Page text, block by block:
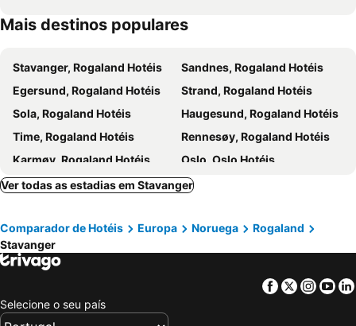
Mais destinos populares
Stavanger, Rogaland Hotéis
Sandnes, Rogaland Hotéis
Egersund, Rogaland Hotéis
Strand, Rogaland Hotéis
Sola, Rogaland Hotéis
Haugesund, Rogaland Hotéis
Time, Rogaland Hotéis
Rennesøy, Rogaland Hotéis
Karmøy, Rogaland Hotéis
Oslo, Oslo Hotéis
Tromsø, Troms Hotéis
Bergen, Hordaland Hotéis
Bodø, Nordland Hotéis
Ullensaker, Akershus Hotéis
Flam, Sogn og Fjordane Hotéis
Ver todas as estadias em Stavanger
Comparador de Hotéis Europa Noruega
Rogaland
Stavanger
Facebook
Twitter
Selecione o seu país